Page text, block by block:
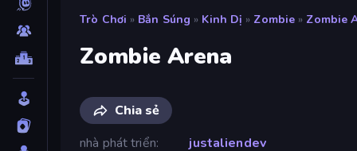
Trò Chơi » Bắn Súng » Kinh Dị » Zombie » Zombie
Zombie Arena
Chia sẻ
nhà phát triển
justaliendev